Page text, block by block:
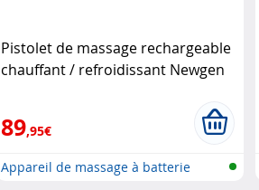
Pistolet de massage rechargeable
chauffant / refroidissant Newgen
89,95€
Appareil de massage à batterie